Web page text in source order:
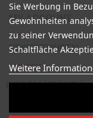
MY ACCOUNT
BEWERTUNGEN
INFORMATIONEN
Sie Werbung in
Gewohnheiten
zu seiner
Schaltfläche
Weitere